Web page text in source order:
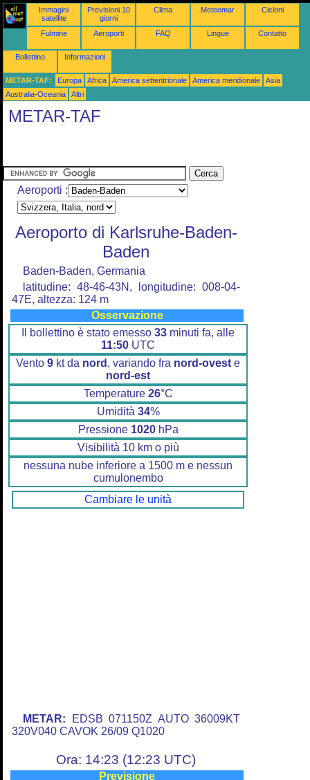
Immagini
satellite
Previsioni 10
giorni
Clima Meteomar Cicloni
Fulmine Aeroporti FAQ Lingue Contatto
Bollettino Informazioni
METAR-TAF: Europa Africa America settentrionale America meridionale
Asia
Australia-Oceania
Altri
METAR-TAF
Aeroporti :
Aeroporto di Karlsruhe-Baden-
Baden
Baden-Baden, Germania
latitudine: 48-46-43N, longitudine: 008-04-
47E, altezza: 124 m
Osservazione
Il bollettino è stato emesso 33 minuti fa, alle
11:50 UTC
Vento 9 kt da nord , variando fra nord-ovest e
nord-est
Temperature 26°C
Umidità 34%
Pressione 1020hPa
Visibilità 10 km o più
nessuna nube inferiore a 1500 m e nessun
cumulonembo
Cambiare le unità
METAR: EDSB 071150Z AUTO 36009KT
320V040 CAVOK 26/09 Q1020
Ora: 14:23 (12:23 UTC)
Previsione